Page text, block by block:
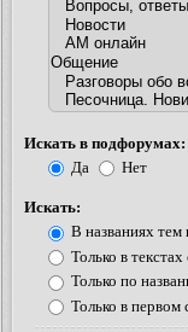
Искать в подфорумах:
Да
Нет
Искать:
В названиях тем
Только в
Только по
Только в